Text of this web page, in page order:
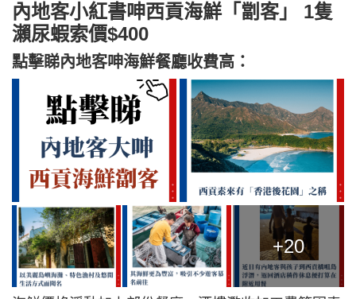
內地客小紅書呻西貢海鮮「劏客」 1隻
瀨尿蝦索價$400
點擊睇內地客呻海鮮餐廳收費高：
+20